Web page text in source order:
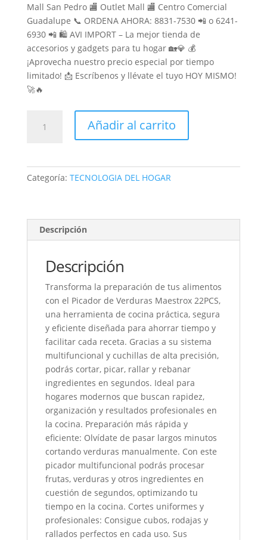
Mall San Pedro 🏬 Outlet Mall 🏬 Centro Comercial
Guadalupe 📞 ORDENA AHORA: 8831-7530 📲 o 6241-
6930 📲 🛍 AVI IMPORT – La mejor tienda de
accesorios y gadgets para tu hogar 🏡💎 💰
¡Aprovecha nuestro precio especial por tiempo
limitado! 📩 Escríbenos y llévate el tuyo HOY MISMO!
🚀🔥
Picatodo
Multifuncional
Manual
VEGGIE
cantidad
Añadir al carrito
Categoría: TECNOLOGIA DEL HOGAR
Descripción
Descripción
Transforma la preparación de tus alimentos
con el Picador de Verduras Maestrox 22PCS,
una herramienta de cocina práctica, segura
y eficiente diseñada para ahorrar tiempo y
facilitar cada receta. Gracias a su sistema
multifuncional y cuchillas de alta precisión,
podrás cortar, picar, rallar y rebanar
ingredientes en segundos. Ideal para
hogares modernos que buscan rapidez,
organización y resultados profesionales en
la cocina. Preparación más rápida y
eficiente: Olvídate de pasar largos minutos
cortando verduras manualmente. Con este
picador multifuncional podrás procesar
frutas, verduras y otros ingredientes en
cuestión de segundos, optimizando tu
tiempo en la cocina. Cortes uniformes y
profesionales: Consigue cubos, rodajas y
rallados perfectos en cada uso. Sus